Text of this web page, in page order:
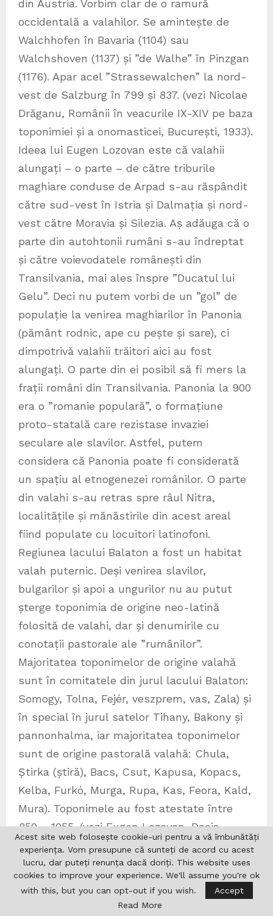
din Austria. Vorbim clar de o ramură
occidentală a valahilor. Se amintește de
Walchhofen în Bavaria (1104) sau
Walchshoven (1137) și ”de Walhe” în Pinzgan
(1176). Apar acel ”Strassewalchen” la nord-
vest de Salzburg în 799 și 837. (vezi Nicolae
Drăganu, Românii în veacurile IX-XIV pe baza
toponimiei și a onomasticei, București, 1933).
Ideea lui Eugen Lozovan este că valahii
alungați – o parte – de către triburile
maghiare conduse de Arpad s-au răspândit
către sud-vest în Istria și Dalmația și nord-
vest către Moravia și Silezia. Aș adăuga că o
parte din autohtonii rumâni s-au îndreptat
și către voievodatele românești din
Transilvania, mai ales înspre ”Ducatul lui
Gelu”. Deci nu putem vorbi de un ”gol” de
populație la venirea maghiarilor în Panonia
(pământ rodnic, ape cu pește și sare), ci
dimpotrivă valahii trăitori aici au fost
alungați. O parte din ei posibil să fi mers la
frații români din Transilvania. Panonia la 900
era o ”romanie populară”, o formațiune
proto-statală care rezistase invaziei
seculare ale slavilor. Astfel, putem
considera că Panonia poate fi considerată
un spațiu al etnogenezei românilor. O parte
din valahi s-au retras spre râul Nitra,
localitățile și mănăstirile din acest areal
fiind populate cu locuitori latinofoni.
Regiunea lacului Balaton a fost un habitat
valah puternic. Deși venirea slavilor,
bulgarilor și apoi a ungurilor nu au putut
șterge toponimia de origine neo-latină
folosită de valahi, dar și denumirile cu
conotații pastorale ale ”rumânilor”.
Majoritatea toponimelor de origine valahă
sunt în comitatele din jurul lacului Balaton:
Somogy, Tolna, Fejér, veszprem, vas, Zala) și
în special în jurul satelor Tihany, Bakony și
pannonhalma, iar majoritatea toponimelor
sunt de origine pastorală valahă: Chula,
Știrka (știră), Bacs, Csut, Kapusa, Kopacs,
Kelba, Furkó, Murga, Rupa, Kas, Feora, Kald,
Mura). Toponimele au fost atestate între
850 – 1055. (vezi Eugen Lozovan, Dacia
Sacra, Ed. Saeculum, 2005, p. 100).
Cunoscutul istoric și scriitor maghiar Pais
Dezső susținea la începutul secolului XX pe
valahi cu numele de olahi, care erau în
Acest site web folosește cookie-uri pentru a vă îmbunătăți
experiența. Vom presupune că sunteți de acord cu acest
lucru, dar puteți renunța dacă doriți. This website uses
cookies to improve your experience. We'll assume you're ok
with this, but you can opt-out if you wish.
Accept
Read More